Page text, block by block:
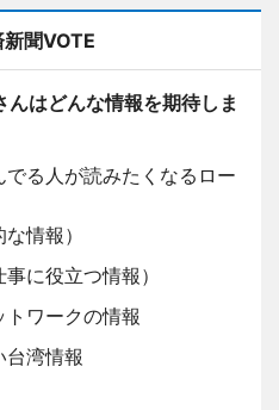
聞VOTE
んはどんな情報を期待しま
る人が読みたくなるロー
情報）
に役立つ情報）
ワークの情報
台湾情報